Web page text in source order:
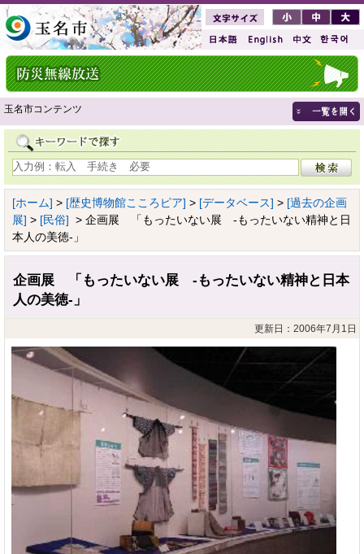
玉名市コンテンツ
[ホーム] > [歴史博物館こころピア] > [データベース] > [過去の企画
展] > [民俗] > 企画展 「もったいない展 -もったいない精神と日
本人の美徳-」
企画展 「もったいない展 -もったいない精神と日本
人の美徳-」
更新日：2006年7月1日